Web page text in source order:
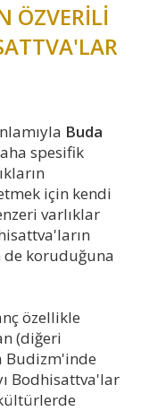
ÖZVERİLİ
Buda
spesifik
için kendi
varlıklar
de koruduğuna
özellikle
(diğeri
Budizm'inde
Bodhisattva'lar